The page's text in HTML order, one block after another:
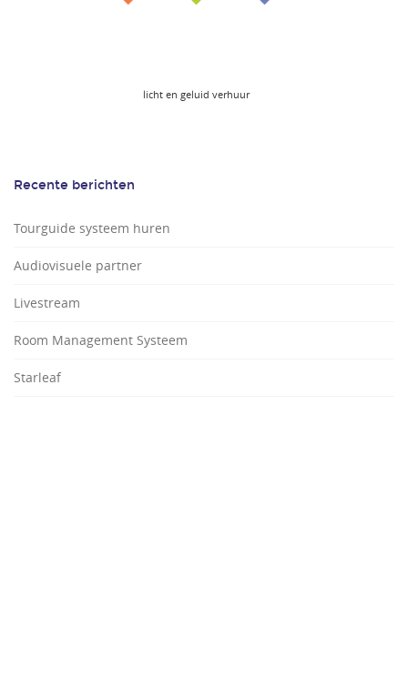
licht en geluid verhuur
Recente berichten
Tourguide systeem huren
Audiovisuele partner
Livestream
Room Management Systeem
Starleaf